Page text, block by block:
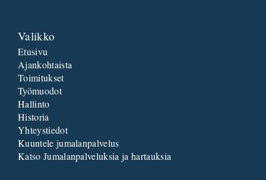
Valikko
Etusivu
Ajankohtaista
Toimitukset
Työmuodot
Hallinto
Historia
Yhteystiedot
Kuuntele jumalanpalvelus
Katso Jumalanpalveluksia ja hartauksia